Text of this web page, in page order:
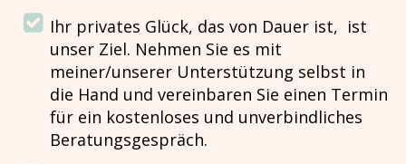
Ihr privates Glück, das von Dauer ist, ist
unser Ziel. Nehmen Sie es mit
meiner/unserer Unterstützung selbst in
die Hand und vereinbaren Sie einen Termin
für ein kostenloses und unverbindliches
Beratungsgespräch.